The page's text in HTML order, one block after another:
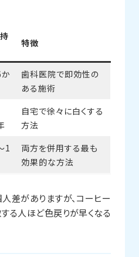
特徴
歯科医院で即効性の
ある施術
自宅で徐々に白くする
方法
1
両方を併用する最も
効果的な方法
差がありますが、コーヒー
る人ほど色戻りが早くなる